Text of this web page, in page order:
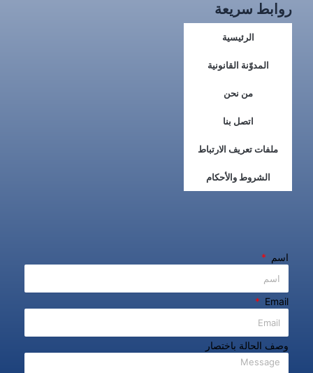
روابط سريعة
الرئيسية
المدوّنة القانونية
من نحن
اتصل بنا
ملفات تعريف الارتباط
الشروط والأحكام
اسم
Email
وصف الحالة باختصار